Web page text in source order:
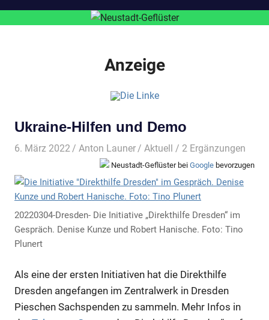
Anzeige
Ukraine-Hilfen und Demo
6. März 2022 Anton Launer Aktuell / 2 Ergänzungen
Neustadt-Geflüster bei Google bevorzugen
20220304-Dresden- Die Initiative „Direkthilfe Dresden“ im
Gespräch. Denise Kunze und Robert Hanische. Foto: Tino
Plunert
Als eine der ersten Initiativen hat die Direkthilfe
Dresden angefangen im Zentralwerk in Dresden
Pieschen Sachspenden zu sammeln. Mehr Infos in